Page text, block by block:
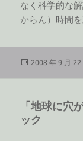
なく科学的な
からん）時間
投
2008 年 9 月 22
「地球に穴
ック